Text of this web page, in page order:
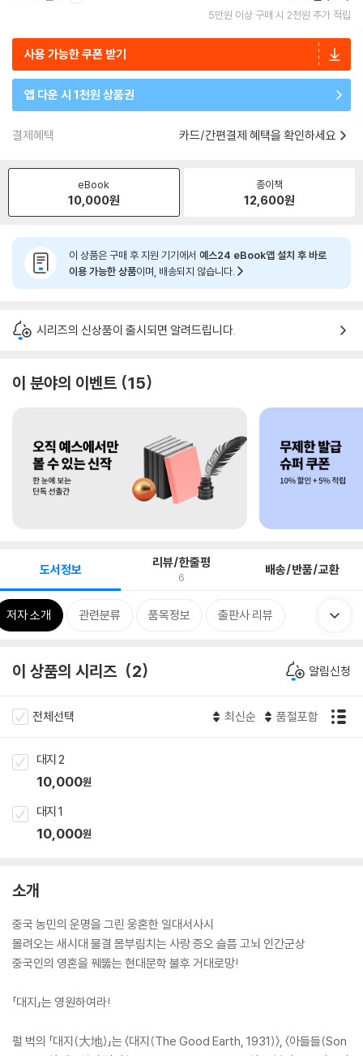
5만원 이상 구매 시 2천원 추가 적립
사용 가능한 쿠폰 받기
앱 다운 시 1천원 상품권
결제혜택 카드/간편결제 혜택을 확인하세요
eBook
10,000원
종이책
12,600원
이 상품은 구매 후 지원 기기에서 예스24 eBook앱 설치 후 바로
이용 가능한 상품이며, 배송되지 않습니다.
시리즈의 신상품이 출시되면 알려드립니다.
이 분야의 이벤트 15
도서정보 리뷰/한줄평
6 배송/반품/교환
저자 소개 관련분류 품목정보 출판사 리뷰
이 상품의 시리즈 2 알림신청
전체선택 최신순 품절포함
대지 2
10,000원
대지 1
10,000원
소개
중국 농민의 운명을 그린 웅혼한 일대서사시
몰려오는 새시대 물결 몸부림치는 사랑 증오 슬픔 고뇌 인간군상
중국인의 영혼을 꿰뚫는 현대문학 불후 거대로망!
「대지」는 영원하여라!
펄 벅의 「대지(大地)」는 〈대지(The Good Earth, 1931)〉, 〈아들들(Son